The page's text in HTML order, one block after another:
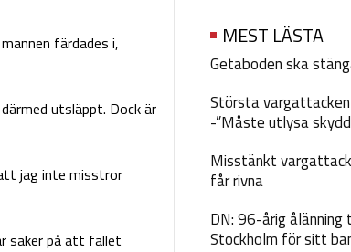
färdades i,
utsläppt. Dock är
jag inte misstror
säker på att fallet
MEST LÄSTA
Getaboden ska
Största
-”Måste utlysa
Misstänkt
får rivna
DN: 96-årig
Stockholm för sitt